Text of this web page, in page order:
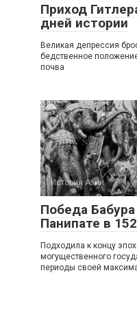
Приход
дней истории
Великая депрессия
бедственное
почва
История Азии
Победа
Панипате в
Подходила к концу
могущественного
периоды своей